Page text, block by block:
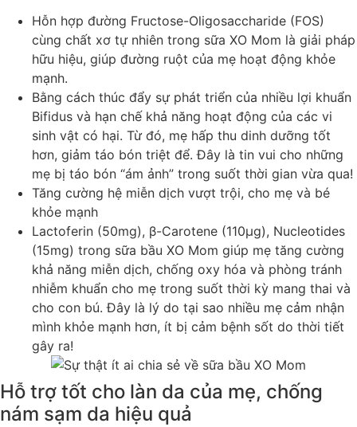
Hỗn hợp đường Fructose-Oligosaccharide (FOS)
cùng chất xơ tự nhiên trong sữa XO Mom là giải pháp
hữu hiệu, giúp đường ruột của mẹ hoạt động khỏe
mạnh.
Bằng cách thúc đẩy sự phát triển của nhiều lợi khuẩn
Bifidus và hạn chế khả năng hoạt động của các vi
sinh vật có hại. Từ đó, mẹ hấp thu dinh dưỡng tốt
hơn, giảm táo bón triệt để. Đây là tin vui cho những
mẹ bị táo bón “ám ảnh” trong suốt thời gian vừa qua!
Tăng cường hệ miễn dịch vượt trội, cho mẹ và bé
khỏe mạnh
Lactoferin (50mg), β-Carotene (110µg), Nucleotides
(15mg) trong sữa bầu XO Mom giúp mẹ tăng cường
khả năng miễn dịch, chống oxy hóa và phòng tránh
nhiễm khuẩn cho mẹ trong suốt thời kỳ mang thai và
cho con bú. Đây là lý do tại sao nhiều mẹ cảm nhận
mình khỏe mạnh hơn, ít bị cảm bệnh sốt do thời tiết
gây ra!
Hỗ trợ tốt cho làn da của mẹ, chống
nám sạm da hiệu quả